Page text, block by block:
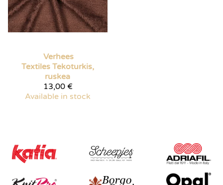
Verhees
Textiles Tekoturkis,
ruskea
13,00 €
Available in stock